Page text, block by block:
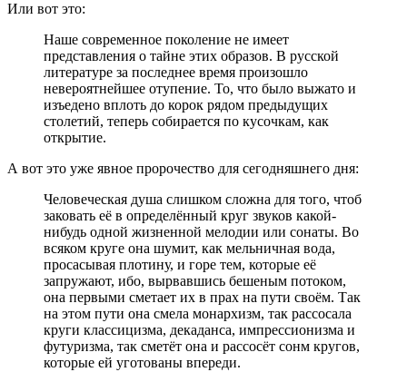
Или вот это:
Наше современное поколение не имеет
представления о тайне этих образов. В русской
литературе за последнее время произошло
невероятнейшее отупение. То, что было выжато и
изъедено вплоть до корок рядом предыдущих
столетий, теперь собирается по кусочкам, как
открытие.
А вот это уже явное пророчество для сегодняшнего дня:
Человеческая душа слишком сложна для того, чтоб
заковать её в определённый круг звуков какой-
нибудь одной жизненной мелодии или сонаты. Во
всяком круге она шумит, как мельничная вода,
просасывая плотину, и горе тем, которые её
запружают, ибо, вырвавшись бешеным потоком,
она первыми сметает их в прах на пути своём. Так
на этом пути она смела монархизм, так рассосала
круги классицизма, декаданса, импрессионизма и
футуризма, так сметёт она и рассосёт сонм кругов,
которые ей уготованы впереди.